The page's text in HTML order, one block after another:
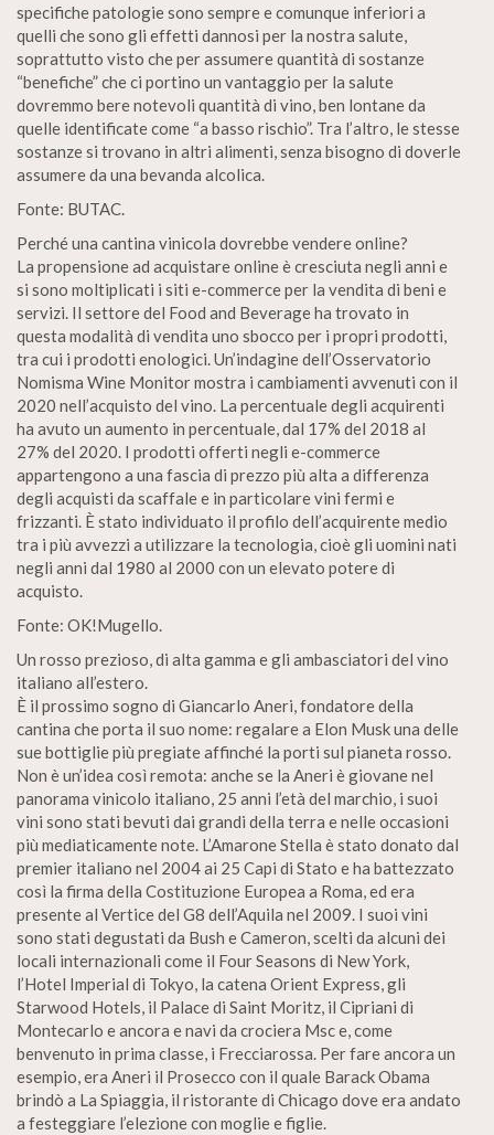
specifiche patologie sono sempre e comunque inferiori a
quelli che sono gli effetti dannosi per la nostra salute,
soprattutto visto che per assumere quantità di sostanze
“benefiche” che ci portino un vantaggio per la salute
dovremmo bere notevoli quantità di vino, ben lontane da
quelle identificate come “a basso rischio”. Tra l’altro, le stesse
sostanze si trovano in altri alimenti, senza bisogno di doverle
assumere da una bevanda alcolica.
Fonte: BUTAC.
Perché una cantina vinicola dovrebbe vendere online?
La propensione ad acquistare online è cresciuta negli anni e
si sono moltiplicati i siti e-commerce per la vendita di beni e
servizi. Il settore del Food and Beverage ha trovato in
questa modalità di vendita uno sbocco per i propri prodotti,
tra cui i prodotti enologici. Un’indagine dell’Osservatorio
Nomisma Wine Monitor mostra i cambiamenti avvenuti con il
2020 nell’acquisto del vino. La percentuale degli acquirenti
ha avuto un aumento in percentuale, dal 17% del 2018 al
27% del 2020. I prodotti offerti negli e-commerce
appartengono a una fascia di prezzo più alta a differenza
degli acquisti da scaffale e in particolare vini fermi e
frizzanti. È stato individuato il profilo dell’acquirente medio
tra i più avvezzi a utilizzare la tecnologia, cioè gli uomini nati
negli anni dal 1980 al 2000 con un elevato potere di
acquisto.
Fonte: OK!Mugello.
Un rosso prezioso, di alta gamma e gli ambasciatori del vino
italiano all’estero.
È il prossimo sogno di Giancarlo Aneri, fondatore della
cantina che porta il suo nome: regalare a Elon Musk una delle
sue bottiglie più pregiate affinché la porti sul pianeta rosso.
Non è un’idea così remota: anche se la Aneri è giovane nel
panorama vinicolo italiano, 25 anni l’età del marchio, i suoi
vini sono stati bevuti dai grandi della terra e nelle occasioni
più mediaticamente note. L’Amarone Stella è stato donato dal
premier italiano nel 2004 ai 25 Capi di Stato e ha battezzato
così la firma della Costituzione Europea a Roma, ed era
presente al Vertice del G8 dell’Aquila nel 2009. I suoi vini
sono stati degustati da Bush e Cameron, scelti da alcuni dei
locali internazionali come il Four Seasons di New York,
l’Hotel Imperial di Tokyo, la catena Orient Express, gli
Starwood Hotels, il Palace di Saint Moritz, il Cipriani di
Montecarlo e ancora e navi da crociera Msc e, come
benvenuto in prima classe, i Frecciarossa. Per fare ancora un
esempio, era Aneri il Prosecco con il quale Barack Obama
brindò a La Spiaggia, il ristorante di Chicago dove era andato
a festeggiare l’elezione con moglie e figlie.